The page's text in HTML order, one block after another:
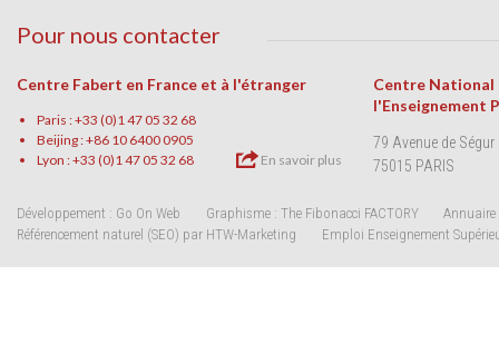
Pour nous contacter
Centre Fabert en France et à l'étranger
Paris : +33 (0)1 47 05 32 68
Beijing : +86 10 6400 0905
Lyon : +33 (0)1 47 05 32 68
En savoir plus
Centre National
l'Enseignement
79 Avenue de Ségur
75015 PARIS
Développement : Go On Web Graphisme : The Fibonacci FACTORY
Annuaire
Référencement naturel (SEO) par HTW-Marketing
Emploi Enseignement